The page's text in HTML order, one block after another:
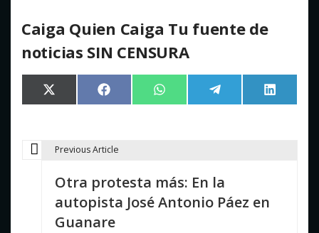
Caiga Quien Caiga Tu fuente de
noticias SIN CENSURA
Compartir
en
X
(Twitter)
Compartir
en
Facebook Compartir
en
WhatsApp Compartir
en
Telegram
en
LinkedIn
N
Previous Article
Otra protesta más: En la
autopista José Antonio Páez en
Guanare